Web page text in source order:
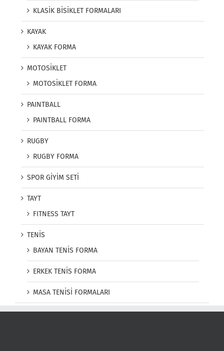
KLASİK BİSİKLET FORMALARI
KAYAK
KAYAK FORMA
MOTOSİKLET
MOTOSİKLET FORMA
PAINTBALL
PAINTBALL FORMA
RUGBY
RUGBY FORMA
SPOR GİYİM SETİ
TAYT
FITNESS TAYT
TENİS
BAYAN TENİS FORMA
ERKEK TENİS FORMA
MASA TENİSİ FORMALARI